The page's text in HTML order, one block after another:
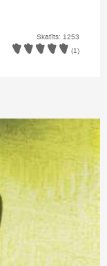
Skatīts: 1253
(1)